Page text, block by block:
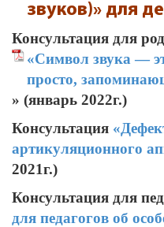
звуков)» для
Консультация для
«Символ звука —
просто,
» (январь 2022г.)
Консультация
артикуляционного
2021г.)
Консультация для
для педагогов об